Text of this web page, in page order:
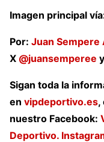
Imagen principal
Por: Juan Sempere
X @juansemperee
Sigan toda la
en vipdeportivo.es,
nuestro Facebook:
Deportivo.